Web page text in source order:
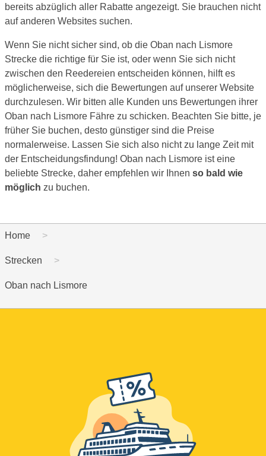
bereits abzüglich aller Rabatte angezeigt. Sie brauchen nicht
auf anderen Websites suchen.
Wenn Sie nicht sicher sind, ob die Oban nach Lismore
Strecke die richtige für Sie ist, oder wenn Sie sich nicht
zwischen den Reedereien entscheiden können, hilft es
möglicherweise, sich die Bewertungen auf unserer Website
durchzulesen. Wir bitten alle Kunden uns Bewertungen ihrer
Oban nach Lismore Fähre zu schicken. Beachten Sie bitte, je
früher Sie buchen, desto günstiger sind die Preise
normalerweise. Lassen Sie sich also nicht zu lange Zeit mit
der Entscheidungsfindung! Oban nach Lismore ist eine
beliebte Strecke, daher empfehlen wir Ihnen so bald wie
möglich zu buchen.
Home
Strecken
Oban nach Lismore